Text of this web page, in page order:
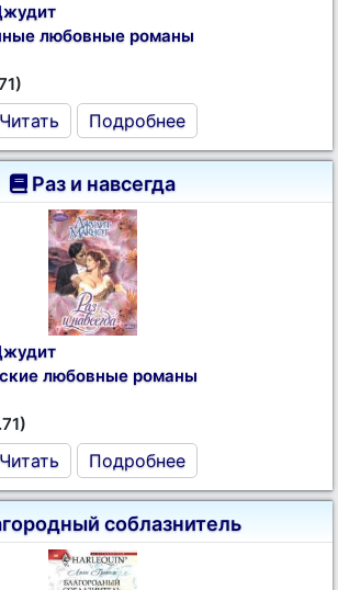
любовные романы
Читать Подробнее
Раз и навсегда
любовные романы
Читать Подробнее
соблазнитель